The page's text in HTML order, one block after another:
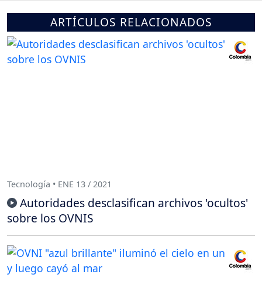
ARTÍCULOS RELACIONADOS
Tecnología • ENE 13 / 2021
Autoridades desclasifican archivos 'ocultos'
sobre los OVNIS